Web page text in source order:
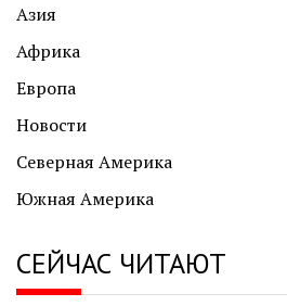
Азия
Африка
Европа
Новости
Северная Америка
Южная Америка
СЕЙЧАС ЧИТАЮТ